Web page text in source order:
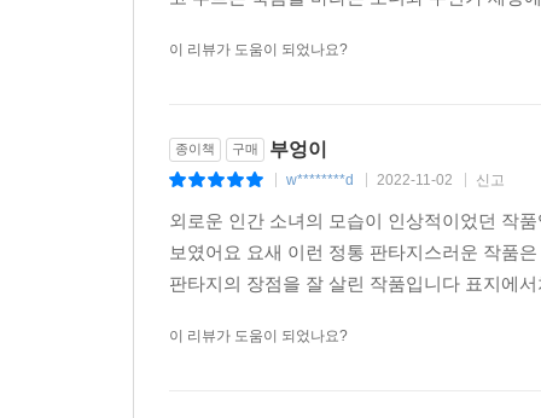
이 리뷰가 도움이 되었나요?
종이책 구매 부엉이
w********d 2022-11-02 신고
외로운 인간 소녀의 모습이 인상적이었던 작
보였어요 요새 이런 정통 판타지스러운 작품
판타지의 장점을 잘 살린 작품입니다 표지에
이 리뷰가 도움이 되었나요?